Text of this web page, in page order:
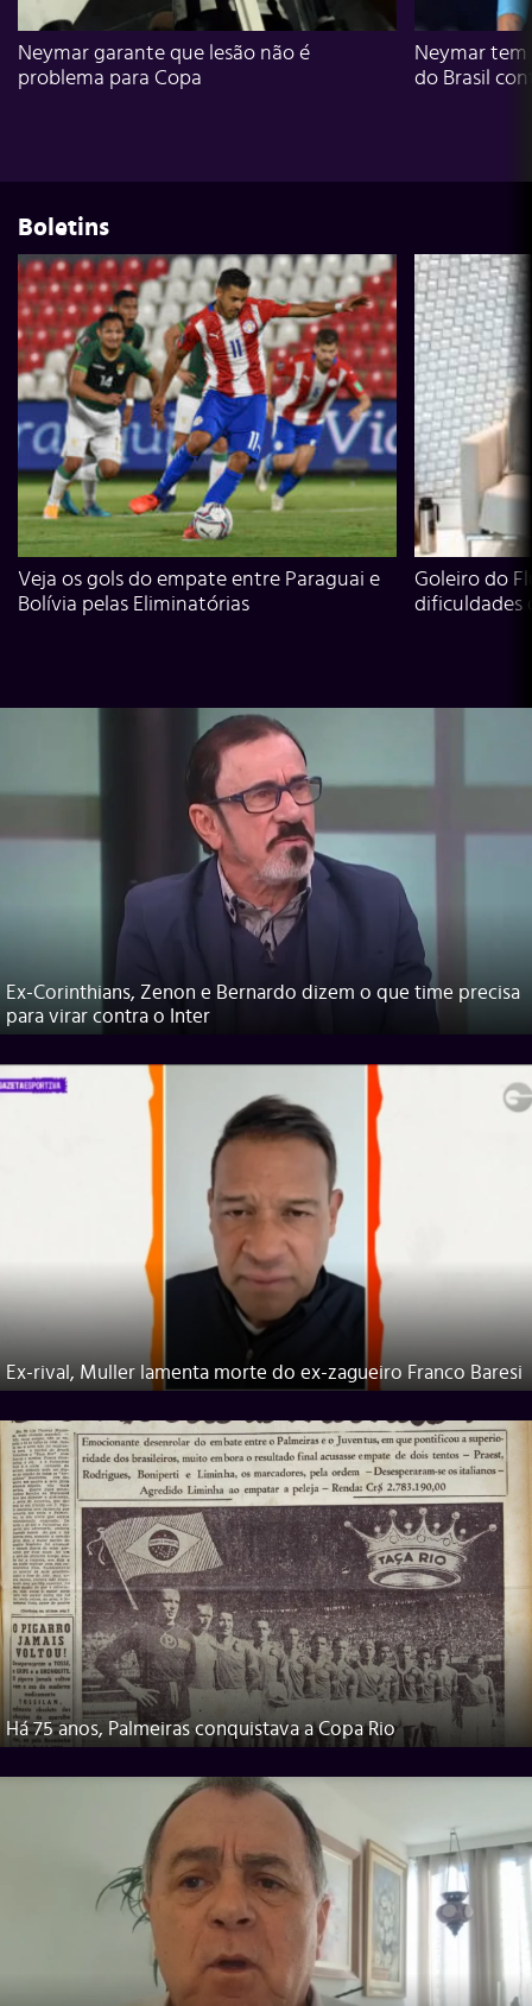
Neymar garante que lesão não é
problema para Copa
Neymar
do Brasil
Boletins
Veja os gols do empate entre Paraguai e
Bolívia pelas Eliminatórias
Goleiro do
dificuldades
Ex-Corinthians, Zenon e Bernardo dizem o que time precisa
para virar contra o Inter
Ex-rival, Muller lamenta morte do ex-zagueiro Franco Baresi
Há 75 anos, Palmeiras conquistava a Copa Rio